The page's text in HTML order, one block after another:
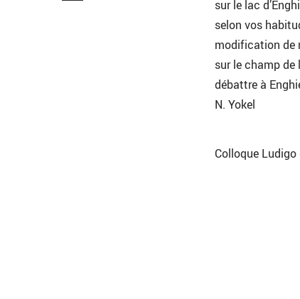
sur le lac
selon vos
modification de
sur le champ de
débattre à
N. Yokel
Colloque